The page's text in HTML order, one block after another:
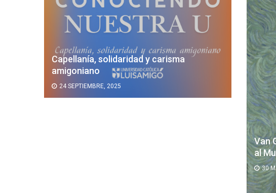
Capellanía, solidaridad y carisma
amigoniano
24 SEPTIEMBRE, 2025
Van
al
30